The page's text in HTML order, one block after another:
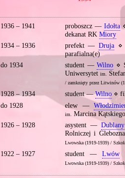
1936 – 1941 proboszcz — Idołta
dekanat RK Miory
1934 – 1936
prefekt —Druja ⋄
parafialna(e)
do 1934
student —Wilno ⋄
Uniwersytet im.
/ zamknięty przez Litwinów
1928 – 1934 student —Wilno⋄
do 1928
elew —
im.
Marcina Kątskiego
1926 – 1928
asystent — Dublany
Rolniczej i
Lwowska (1919‐1939) /
1922 – 1927 student —Lwów
Lwowska (1919‐1939) /